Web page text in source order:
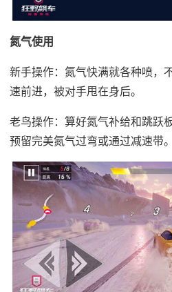
氮气使用
新手操作：氮气快满就各种喷，
速前进，被对手甩在身后。
老鸟操作：算好氮气补给和跳跃
预留完美氮气过弯或通过减速带。